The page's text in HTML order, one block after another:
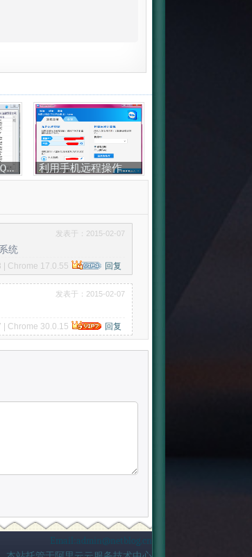
专业营销软件精准QQ号邮箱号采集器 一对一营销破解版下载 利用手机远程操作你的电脑
发表于：2015-02-07
统
| Chrome 17.0.55 回复
发表于：2015-02-07
| Chrome 30.0.15 回复
Email:admin@netblog.cn